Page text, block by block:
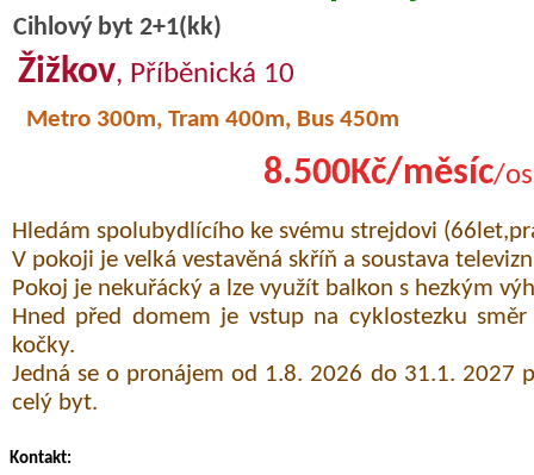
Cihlový byt 2+1(kk)
Žižkov, Příběnická 10
Metro 300m, Tram 400m, Bus 450m
8.500Kč/měsíc/
Hledám spolubydlícího ke svému strejdovi
V pokoji je velká vestavěná skříň a soustava
Pokoj je nekuřácký a lze využít balkon s hezkým
Hned před domem je vstup na cyklostezku
kočky.
Jedná se o pronájem od 1.8. 2026 do 31.1. 2027
celý byt.
Kontakt: